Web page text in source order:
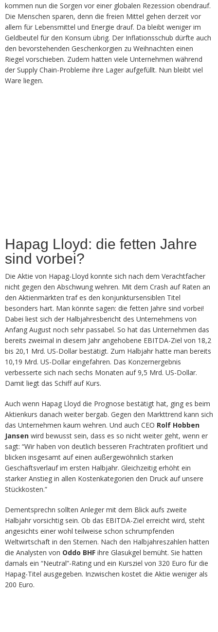
kommen nun die Sorgen vor einer globalen Rezession obendrauf.
Die Menschen sparen, denn die freien Mittel gehen derzeit vor
allem für Lebensmittel und Energie drauf. Da bleibt weniger im
Geldbeutel für den Konsum übrig. Der Inflationsschub dürfte auch
den bevorstehenden Geschenkorgien zu Weihnachten einen
Riegel vorschieben. Zudem hatten viele Unternehmen während
der Supply Chain-Probleme ihre Lager aufgefüllt. Nun bleibt viel
Ware liegen.
Hapag Lloyd: die fetten Jahre
sind vorbei?
Die Aktie von Hapag-Lloyd konnte sich nach dem Verachtfacher
nicht gegen den Abschwung wehren. Mit dem Crash auf Raten an
den Aktienmärkten traf es den konjunktursensiblen Titel
besonders hart. Man könnte sagen: die fetten Jahre sind vorbei!
Dabei liest sich der Halbjahresbericht des Unternehmens von
Anfang August noch sehr passabel. So hat das Unternehmen das
bereits zweimal in diesem Jahr angehobene EBITDA-Ziel von 18,2
bis 20,1 Mrd. US-Dollar bestätigt. Zum Halbjahr hatte man bereits
10,19 Mrd. US-Dollar eingefahren. Das Konzernergebnis
verbesserte sich nach sechs Monaten auf 9,5 Mrd. US-Dollar.
Damit liegt das Schiff auf Kurs.
Auch wenn Hapag Lloyd die Prognose bestätigt hat, ging es beim
Aktienkurs danach weiter bergab. Gegen den Markttrend kann sich
das Unternehmen kaum wehren. Und auch CEO Rolf Hobben
Jansen wird bewusst sein, dass es so nicht weiter geht, wenn er
sagt: “Wir haben von deutlich besseren Frachtraten profitiert und
blicken insgesamt auf einen außergewöhnlich starken
Geschäftsverlauf im ersten Halbjahr. Gleichzeitig erhöht ein
starker Anstieg in allen Kostenkategorien den Druck auf unsere
Stückkosten.”
Dementsprechn sollten Anleger mit dem Blick aufs zweite
Halbjahr vorsichtig sein. Ob das EBITDA-Ziel erreicht wird, steht
angesichts einer wohl teilweise schon schrumpfenden
Weltwirtschaft in den Sternen. Nach den Halbjahreszahlen hatten
die Analysten von Oddo BHF ihre Glasukgel bemüht. Sie hatten
damals ein “Neutral”-Rating und ein Kursziel von 320 Euro für die
Hapag-Titel ausgegeben. Inzwischen kostet die Aktie weniger als
200 Euro.